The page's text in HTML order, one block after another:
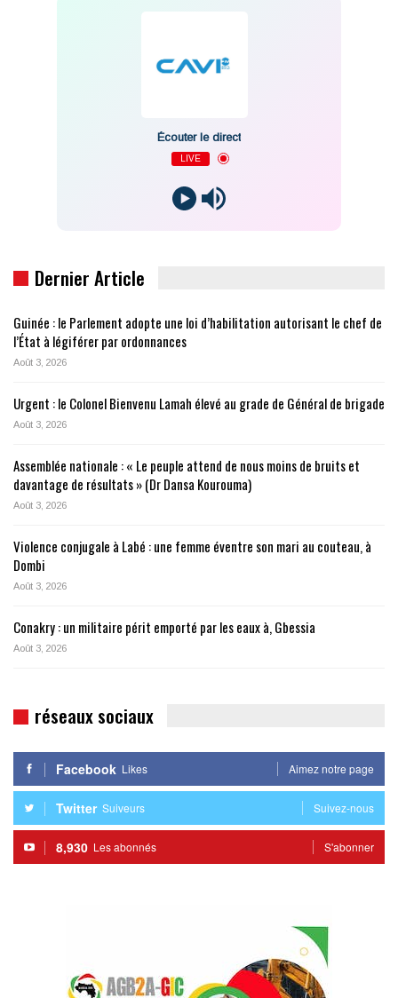
Écouter le direct
LIVE
Dernier Article
Guinée : le Parlement adopte une loi d’habilitation autorisant le chef de
l’État à légiférer par ordonnances
Août 3, 2026
Urgent : le Colonel Bienvenu Lamah élevé au grade de Général de brigade
Août 3, 2026
Assemblée nationale : « Le peuple attend de nous moins de bruits et
davantage de résultats » (Dr Dansa Kourouma)
Août 3, 2026
Violence conjugale à Labé : une femme éventre son mari au couteau, à
Dombi
Août 3, 2026
Conakry : un militaire périt emporté par les eaux à, Gbessia
Août 3, 2026
réseaux sociaux
Facebook Likes Aimez notre page
Twitter Suiveurs Suivez-nous
8,930 Les abonnés S'abonner